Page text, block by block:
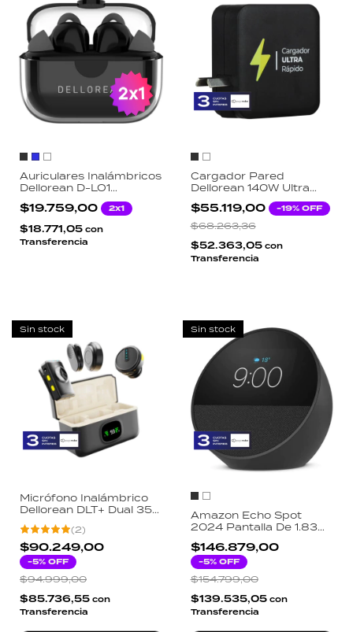
Auriculares Inalámbricos
Dellorean D-LO1
Bluetooth 5.3 IPX4
Resistente al Agua 24h
Autonomía Modo Juego
$19.759,00 2x1
$18.771,05 con
Transferencia
Cargador Pared
Dellorean 140W Ultra
Rápido 4 Salidas USB-C
USB Macbook iPhone
Notebook
$55.119,00 -19% OFF
$68.263,36
$52.363,05 con
Transferencia
Sin stock
Micrófono Inalámbrico
Dellorean DLT+ Dual 35h
Autonomía Android
iPhone PC Respaldo
Lucas Tech
(2)
$90.249,00
-5% OFF
$94.999,00
$85.736,55 con
Transferencia
Sin stock
Amazon Echo Spot
2024 Pantalla De 1.83
Alarma C/alexa
$146.879,00
-5% OFF
$154.799,00
$139.535,05 con
Transferencia